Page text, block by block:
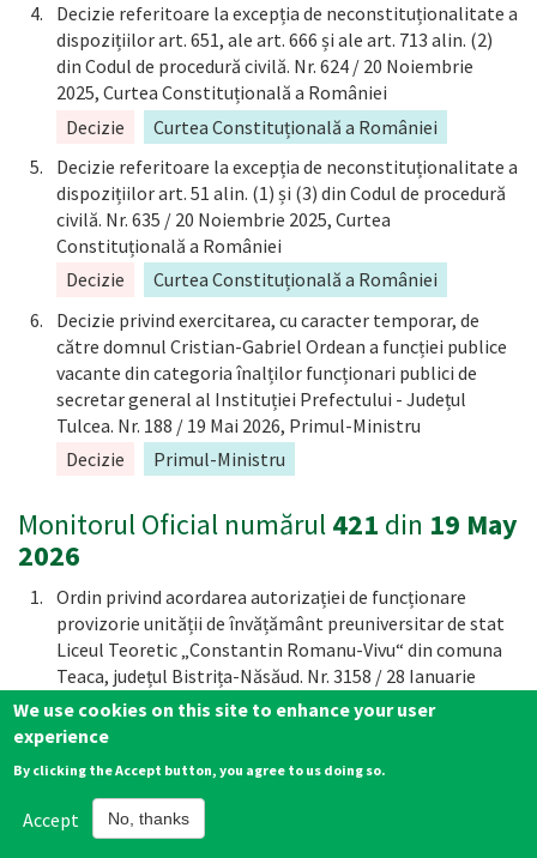
Decizie referitoare la excepția de neconstituționalitate a
dispozițiilor art. 651, ale art. 666 și ale art. 713 alin. (2)
din Codul de procedură civilă. Nr. 624 / 20 Noiembrie
2025, Curtea Constituțională a României
Decizie
Curtea Constituțională a României
Decizie referitoare la excepția de neconstituționalitate a
dispozițiilor art. 51 alin. (1) și (3) din Codul de procedură
civilă. Nr. 635 / 20 Noiembrie 2025, Curtea
Constituțională a României
Decizie
Curtea Constituțională a României
Decizie privind exercitarea, cu caracter temporar, de
către domnul Cristian-Gabriel Ordean a funcției publice
vacante din categoria înalților funcționari publici de
secretar general al Instituției Prefectului - Județul
Tulcea. Nr. 188 / 19 Mai 2026, Primul-Ministru
Decizie
Primul-Ministru
Monitorul Oficial numărul421 din 19 May
2026
Ordin privind acordarea autorizației de funcționare
provizorie unității de învățământ preuniversitar de stat
Liceul Teoretic „Constantin Romanu-Vivu“ din comuna
Teaca, județul Bistrița-Năsăud. Nr. 3158 / 28 Ianuarie
2025, Ministerul Educației și Cercetării
Ordin
Ordin privind publicarea acceptării amendamentelor la
anexa la Convenția internațională privind standardele de
pregătire a navigatorilor, brevetare/atestare și
We use cookies on this site to enhance your user
experience
By clicking the Accept button, you agree to us doing so.
Accept No, thanks